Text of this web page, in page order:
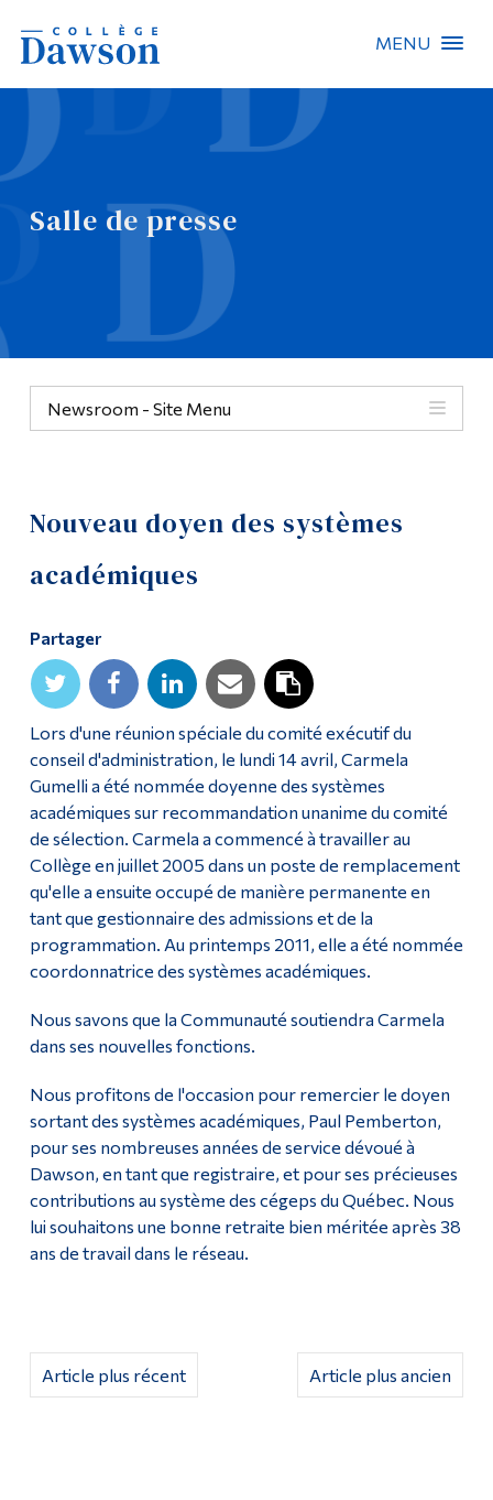
MENU
Salle de presse
Newsroom - Site Menu
Nouveau doyen des systèmes
académiques
Partager
Lors d'une réunion spéciale du comité exécutif du
conseil d'administration, le lundi 14 avril, Carmela
Gumelli a été nommée doyenne des systèmes
académiques sur recommandation unanime du comité
de sélection. Carmela a commencé à travailler au
Collège en juillet 2005 dans un poste de remplacement
qu'elle a ensuite occupé de manière permanente en
tant que gestionnaire des admissions et de la
programmation. Au printemps 2011, elle a été nommée
coordonnatrice des systèmes académiques.
Nous savons que la Communauté soutiendra Carmela
dans ses nouvelles fonctions.
Nous profitons de l'occasion pour remercier le doyen
sortant des systèmes académiques, Paul Pemberton,
pour ses nombreuses années de service dévoué à
Dawson, en tant que registraire, et pour ses précieuses
contributions au système des cégeps du Québec. Nous
lui souhaitons une bonne retraite bien méritée après 38
ans de travail dans le réseau.
Article plus ancien
Article plus récent
Recherche sur le site
Recherche de personnes
EN
Omnivox
Liens rapides
Outils
Programmes
Formation continue
Admissions
La vie à Dawson
Qui vous êtes
Futurs étudiants
Étudiants actuels
Corps enseignant et
personnel administratif
Diplômé·es et visiteur·euses